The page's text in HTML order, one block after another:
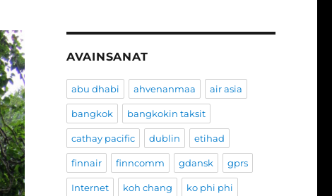
AVAINSANAT
abu dhabi ahvenanmaa air asia
bangkok bangkokin taksit
cathay pacific dublin etihad
finnair finncomm gdansk gprs
Internet koh chang ko phi phi